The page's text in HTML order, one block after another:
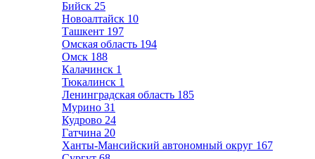
Бийск 25
Новоалтайск 10
Ташкент 197
Омская область 194
Омск 188
Калачинск 1
Тюкалинск 1
Ленинградская область 185
Мурино 31
Кудрово 24
Гатчина 20
Ханты-Мансийский автономный округ 167